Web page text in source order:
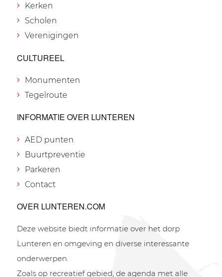
Kerken
Scholen
Verenigingen
CULTUREEL
Monumenten
Tegelroute
INFORMATIE OVER LUNTEREN
AED punten
Buurtpreventie
Parkeren
Contact
OVER LUNTEREN.COM
Deze website biedt informatie over het dorp
Lunteren en omgeving en diverse interessante
onderwerpen.
Zoals op recreatief gebied, de agenda met alle